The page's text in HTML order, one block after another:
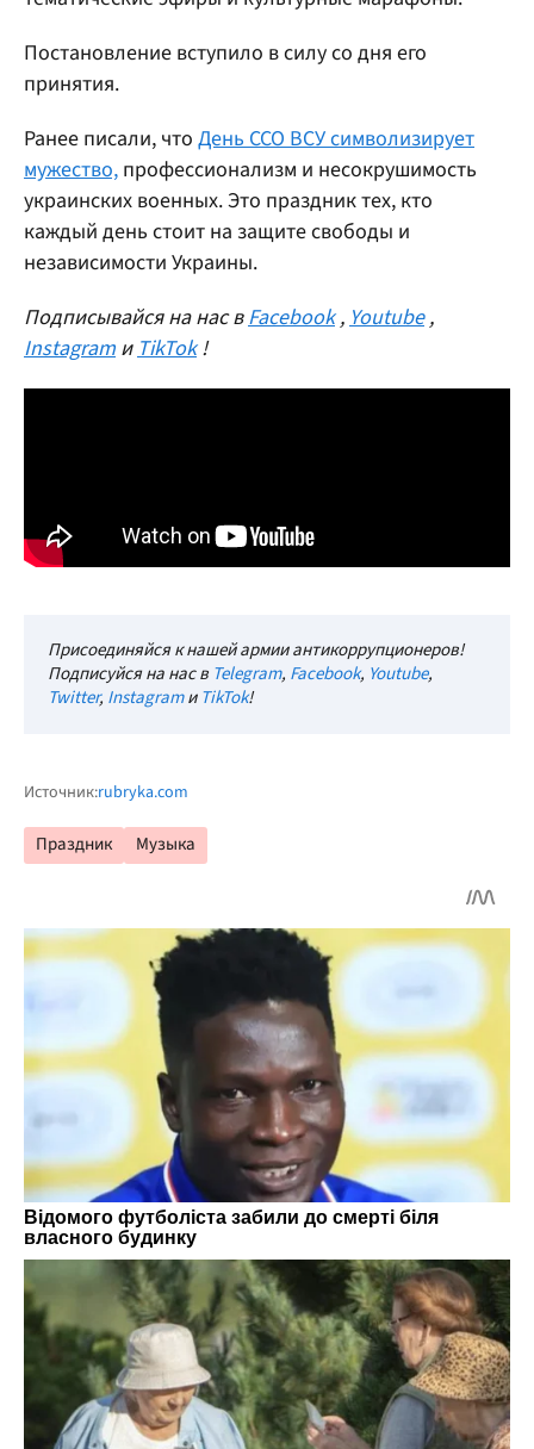
Постановление вступило в силу со дня его
принятия.
Ранее писали, что День ССО ВСУ символизирует
мужество, профессионализм и несокрушимость
украинских военных. Это праздник тех, кто
каждый день стоит на защите свободы и
независимости Украины.
Подписывайся на нас вFacebook ,Youtube ,
Instagram иTikTok !
Присоединяйся к нашей армии антикоррупционеров!
Подписуйся на нас в Telegram, Facebook, Youtube,
Twitter, InstagramиTikTok!
Источник:rubryka.com
Праздник Музыка